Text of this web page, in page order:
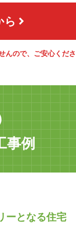
ら
んので、ご安心くだ
事例
ーとなる住宅